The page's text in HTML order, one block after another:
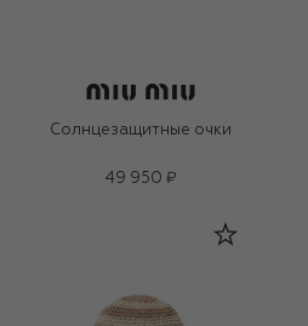
Солнцезащитные очки
49 950 ₽